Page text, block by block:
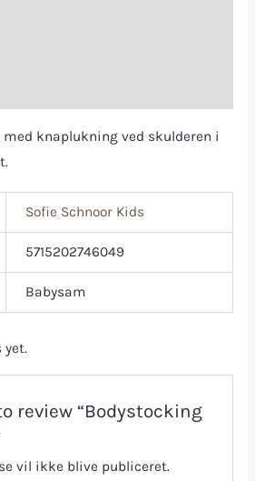
knaplukning ved skulderen i
Sofie Schnoor Kids
5715202746049
Babysam
yet.
review “Bodystocking
vil ikke blive publiceret.